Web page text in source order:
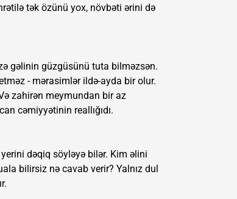
tək özünü yox, növbəti ərini də
gəlinin güzgüsünü tuta bilməzsən.
- mərasimlər ildə-ayda bir olur.
zahirən meymundan bir az
cəmiyyətinin reallığıdı.
dəqiq söyləyə bilər. Kim əlini
bilirsiz nə cavab verir? Yalnız dul